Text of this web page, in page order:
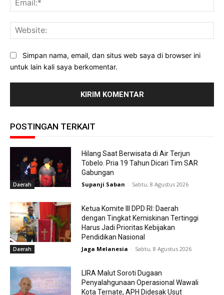
Simpan nama, email, dan situs web saya di browser ini
untuk lain kali saya berkomentar.
POSTINGAN TERKAIT
Daerah
Hilang Saat Berwisata di Air Terjun
Tobelo. Pria 19 Tahun Dicari Tim SAR
Gabungan
Supanji Saban - Sabtu, 8 Agustus 2026
Daerah
Ketua Komite III DPD RI: Daerah
dengan Tingkat Kemiskinan Tertinggi
Harus Jadi Prioritas Kebijakan
Pendidikan Nasional
Jaga Melanesia - Sabtu, 8 Agustus 2026
LIRA Malut Soroti Dugaan
Penyalahgunaan Operasional Wawali
Kota Ternate, APH Didesak Usut